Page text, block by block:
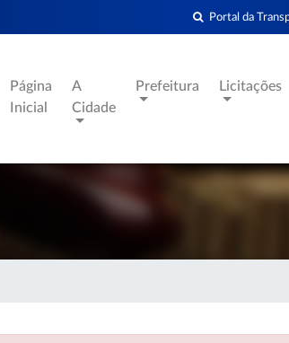
Portal da
Página
Inicial
A
Cidade
Prefeitura Licitações